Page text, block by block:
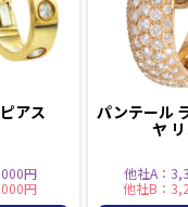
アス
円
円
パンテール
ヤ
他社A：
他社B：